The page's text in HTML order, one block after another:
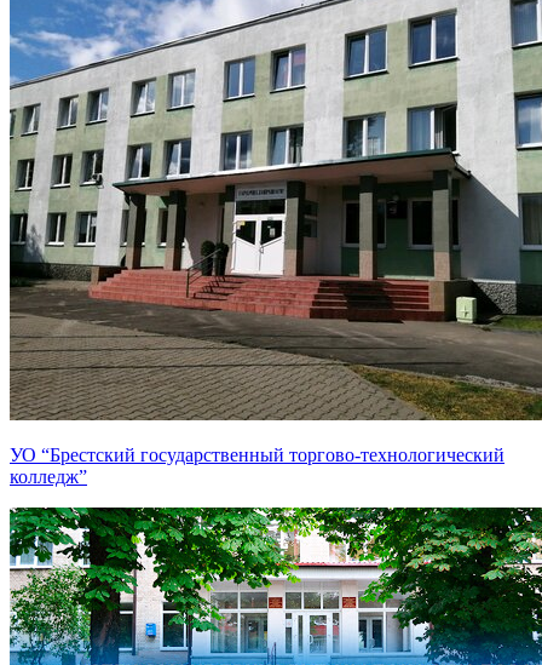
УО “Брестский государственный торгово-технологический
колледж”